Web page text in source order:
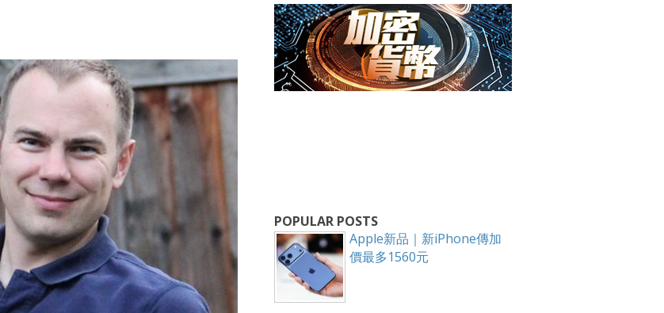
POPULAR POSTS
Apple新品｜新iPhone傳加
價最多1560元
最新資訊（附創業懶人包），直達郵箱！